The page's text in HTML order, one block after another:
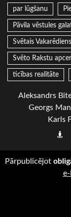
par lūgšanu
Pāvila vēstules
Svētais Vakarēdiens
Svēto Rakstu
ticības realitāte
Aleksandrs
Georgs
Karls
Pārpublicējot